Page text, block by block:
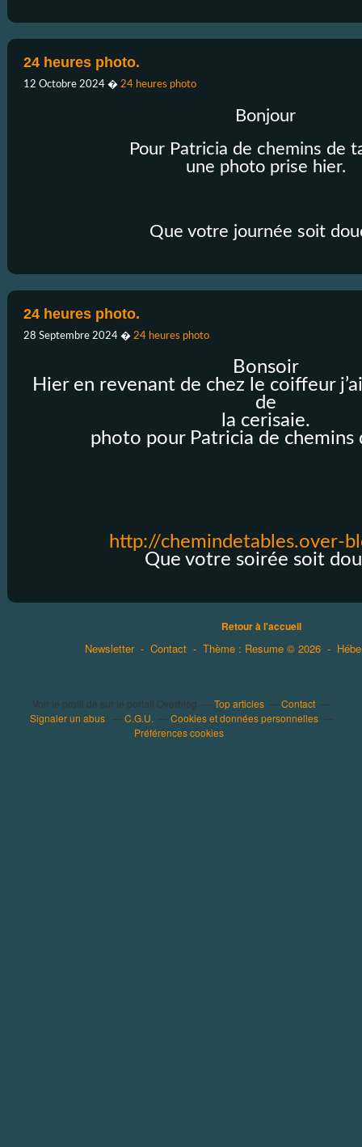
24 heures photo.
12 Octobre 2024� 24 heures photo
Bonjour
Pour Patricia de chemins de
une photo prise hier.
Que votre journée soit
24 heures photo.
28 Septembre 2024� 24 heures photo
Bonsoir
Hier en revenant de chez le coiffeur
de
la cerisaie.
photo pour Patricia de chemins
http://chemindetables.over-
Que votre soirée soit
Retour à l'accueil
Newsletter - Contact - Thème : Resume © 2026 -
Voir le profil de sur le portail Overblog Top articles
Contact
Signaler un abus
C.G.U.
Cookies et données personnelles
Préférences cookies